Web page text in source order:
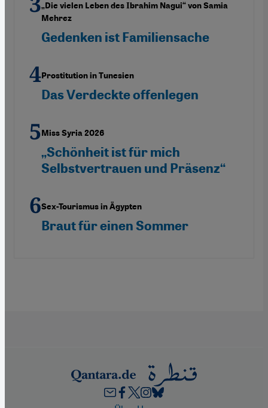
„Die vielen Leben des Ibrahim Nagui“ von Samia
Mehrez
Gedenken ist Familiensache
Prostitution in Tunesien
Das Verdeckte offenlegen
Miss Syria 2026
„Schönheit ist für mich
Selbstvertrauen und Präsenz“
Sex-Tourismus in Ägypten
Braut für einen Sommer